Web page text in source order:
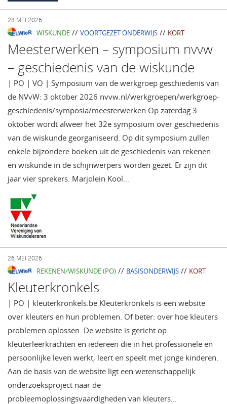
28 MEI 2026
WISKUNDE //VOORTGEZET ONDERWIJS // KORT
Meesterwerken – symposium nvvw
– geschiedenis van de wiskunde
| PO | VO | Symposium van de werkgroep geschiedenis van
de NVvW: 3 oktober 2026 nvvw.nl/werkgroepen/werkgroep-
geschiedenis/symposia/meesterwerken Op zaterdag 3
oktober wordt alweer het 32e symposium over geschiedenis
van de wiskunde georganiseerd. Op dit symposium zullen
enkele bijzondere boeken uit de geschiedenis van rekenen
en wiskunde in de schijnwerpers worden gezet. Er zijn dit
jaar vier sprekers. Marjolein Kool…
26 MEI 2026
REKENEN/WISKUNDE (PO) // BASISONDERWIJS // KORT
Kleuterkronkels
| PO | kleuterkronkels.be Kleuterkronkels is een website
over kleuters en hun problemen. Of beter: over hoe kleuters
problemen oplossen. De website is gericht op
kleuterleerkrachten en iedereen die in het professionele en
persoonlijke leven werkt, leert en speelt met jonge kinderen.
Aan de basis van de website ligt een wetenschappelijk
onderzoeksproject naar de
probleemoplossingsvaardigheden van kleuters…